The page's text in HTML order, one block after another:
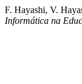
F. Hayashi, V.
Informática na